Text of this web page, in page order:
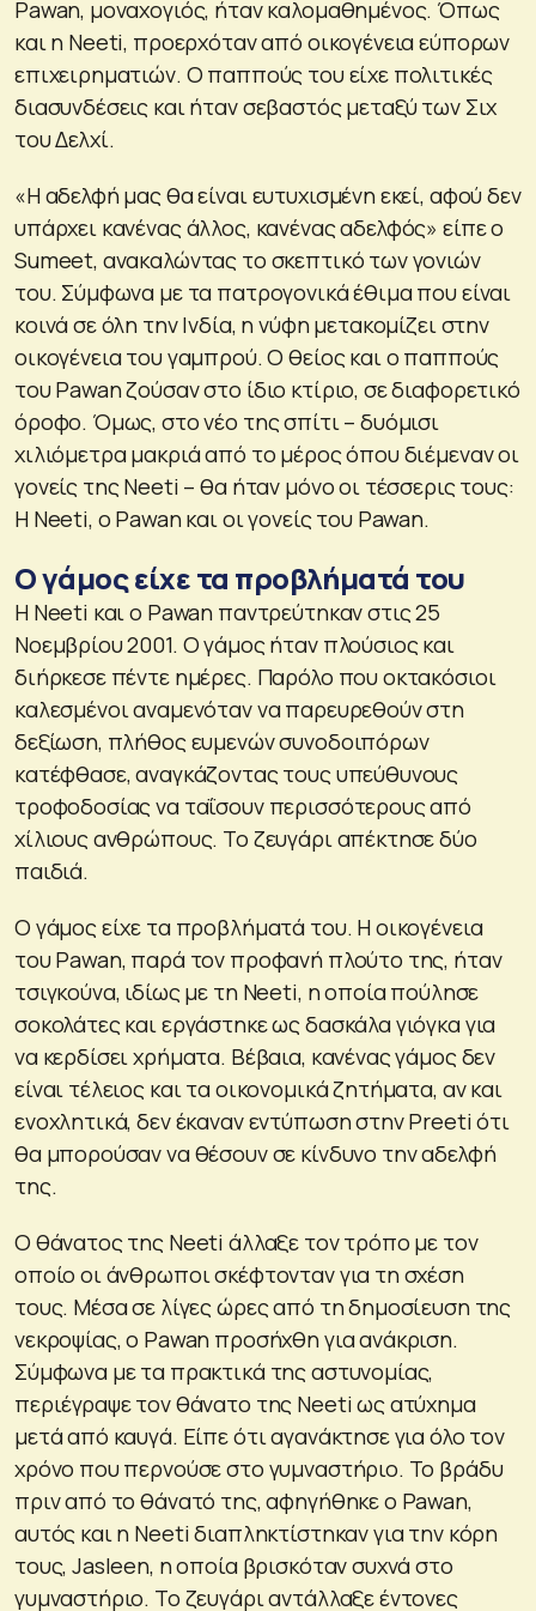
Pawan, μοναχογιός, ήταν καλομαθημένος. Όπως
και η Neeti, προερχόταν από οικογένεια εύπορων
επιχειρηματιών. Ο παππούς του είχε πολιτικές
διασυνδέσεις και ήταν σεβαστός μεταξύ των Σιχ
του Δελχί.
«Η αδελφή μας θα είναι ευτυχισμένη εκεί, αφού δεν
υπάρχει κανένας άλλος, κανένας αδελφός» είπε ο
Sumeet, ανακαλώντας το σκεπτικό των γονιών
του. Σύμφωνα με τα πατρογονικά έθιμα που είναι
κοινά σε όλη την Ινδία, η νύφη μετακομίζει στην
οικογένεια του γαμπρού. Ο θείος και ο παππούς
του Pawan ζούσαν στο ίδιο κτίριο, σε διαφορετικό
όροφο. Όμως, στο νέο της σπίτι – δυόμισι
χιλιόμετρα μακριά από το μέρος όπου διέμεναν οι
γονείς της Neeti – θα ήταν μόνο οι τέσσερις τους:
Η Neeti, ο Pawan και οι γονείς του Pawan.
Ο γάμος είχε τα προβλήματά του
Η Neeti και ο Pawan παντρεύτηκαν στις 25
Νοεμβρίου 2001. Ο γάμος ήταν πλούσιος και
διήρκεσε πέντε ημέρες. Παρόλο που οκτακόσιοι
καλεσμένοι αναμενόταν να παρευρεθούν στη
δεξίωση, πλήθος ευμενών συνοδοιπόρων
κατέφθασε, αναγκάζοντας τους υπεύθυνους
τροφοδοσίας να ταΐσουν περισσότερους από
χίλιους ανθρώπους. Το ζευγάρι απέκτησε δύο
παιδιά.
Ο γάμος είχε τα προβλήματά του. Η οικογένεια
του Pawan, παρά τον προφανή πλούτο της, ήταν
τσιγκούνα, ιδίως με τη Neeti, η οποία πούλησε
σοκολάτες και εργάστηκε ως δασκάλα γιόγκα για
να κερδίσει χρήματα. Βέβαια, κανένας γάμος δεν
είναι τέλειος και τα οικονομικά ζητήματα, αν και
ενοχλητικά, δεν έκαναν εντύπωση στην Preeti ότι
θα μπορούσαν να θέσουν σε κίνδυνο την αδελφή
της.
Ο θάνατος της Neeti άλλαξε τον τρόπο με τον
οποίο οι άνθρωποι σκέφτονταν για τη σχέση
τους. Μέσα σε λίγες ώρες από τη δημοσίευση της
νεκροψίας, ο Pawan προσήχθη για ανάκριση.
Σύμφωνα με τα πρακτικά της αστυνομίας,
περιέγραψε τον θάνατο της Neeti ως ατύχημα
μετά από καυγά. Είπε ότι αγανάκτησε για όλο τον
χρόνο που περνούσε στο γυμναστήριο. Το βράδυ
πριν από το θάνατό της, αφηγήθηκε ο Pawan,
αυτός και η Neeti διαπληκτίστηκαν για την κόρη
τους, Jasleen, η οποία βρισκόταν συχνά στο
γυμναστήριο. Το ζευγάρι αντάλλαξε έντονες